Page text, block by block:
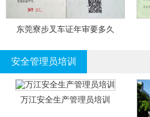
东莞寮步叉车证年审要多久
安全管理员培训
万江安全生产管理员培训